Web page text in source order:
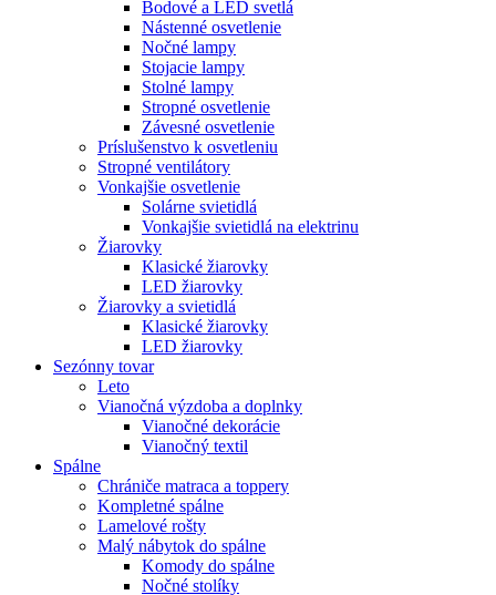
Bodové a LED svetlá
Nástenné osvetlenie
Nočné lampy
Stojacie lampy
Stolné lampy
Stropné osvetlenie
Závesné osvetlenie
Príslušenstvo k osvetleniu
Stropné ventilátory
Vonkajšie osvetlenie
Solárne svietidlá
Vonkajšie svietidlá na elektrinu
Žiarovky
Klasické žiarovky
LED žiarovky
Žiarovky a svietidlá
Klasické žiarovky
LED žiarovky
Sezónny tovar
Leto
Vianočná výzdoba a doplnky
Vianočné dekorácie
Vianočný textil
Spálne
Chrániče matraca a toppery
Kompletné spálne
Lamelové rošty
Malý nábytok do spálne
Komody do spálne
Nočné stolíky